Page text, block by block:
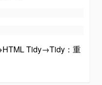
Tidy→Tidy：重